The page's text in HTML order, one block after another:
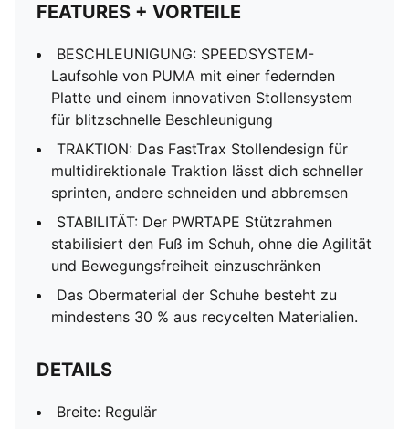
FEATURES + VORTEILE
BESCHLEUNIGUNG: SPEEDSYSTEM-
Laufsohle von PUMA mit einer federnden
Platte und einem innovativen Stollensystem
für blitzschnelle Beschleunigung
TRAKTION: Das FastTrax Stollendesign für
multidirektionale Traktion lässt dich schneller
sprinten, andere schneiden und abbremsen
STABILITÄT: Der PWRTAPE Stützrahmen
stabilisiert den Fuß im Schuh, ohne die Agilität
und Bewegungsfreiheit einzuschränken
Das Obermaterial der Schuhe besteht zu
mindestens 30 % aus recycelten Materialien.
DETAILS
Breite: Regulär